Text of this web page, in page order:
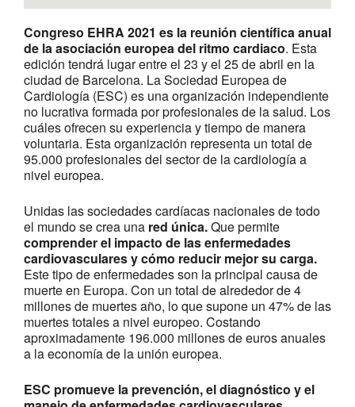
Congreso EHRA 2021 es la reunión científica anual
de la asociación europea del ritmo cardiaco. Esta
edición tendrá lugar entre el 23 y el 25 de abril en la
ciudad de Barcelona. La Sociedad Europea de
Cardiología (ESC) es una organización independiente
no lucrativa formada por profesionales de la salud. Los
cuáles ofrecen su experiencia y tiempo de manera
voluntaria. Esta organización representa un total de
95.000 profesionales del sector de la cardiología a
nivel europea.
Unidas las sociedades cardíacas nacionales de todo
el mundo se crea una red única.Que permite
comprender el impacto de las enfermedades
cardiovasculares y cómo reducir mejor su carga.
Este tipo de enfermedades son la principal causa de
muerte en Europa. Con un total de alrededor de 4
millones de muertes año, lo que supone un 47% de las
muertes totales a nivel europeo. Costando
aproximadamente 196.000 millones de euros anuales
a la economía de la unión europea.
ESC promueve la prevención, el diagnóstico y el